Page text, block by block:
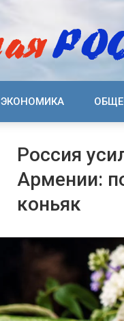
ЭКОНОМИКА
Россия
Армении:
коньяк